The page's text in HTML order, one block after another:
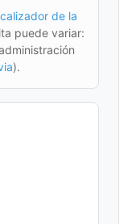
de la
puede variar:
).